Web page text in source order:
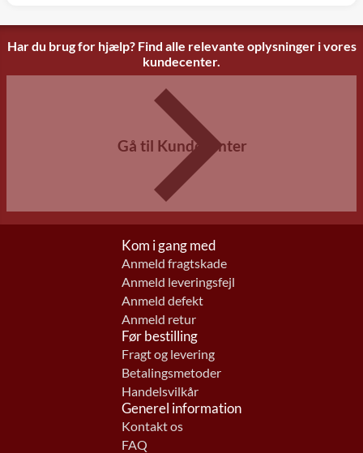
Har du brug for hjælp? Find alle relevante oplysninger i vores
kundecenter.
Gå til Kundecenter
Kom i gang med
Anmeld fragtskade
Anmeld leveringsfejl
Anmeld defekt
Anmeld retur
Før bestilling
Fragt og levering
Betalingsmetoder
Handelsvilkår
Generel information
Kontakt os
FAQ